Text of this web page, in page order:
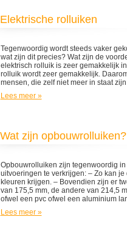
Elektrische rolluiken
Tegenwoordig wordt steeds vaker
wat zijn dit precies? Wat zijn de
elektrisch rolluik is zeer gemakkelijk
rolluik wordt zeer gemakkelijk.
mensen, die zelf niet meer in staat
Lees meer »
Wat zijn opbouwrolluiken?
Opbouwrolluiken zijn tegenwoordig
uitvoeringen te verkrijgen: – Zo kan
kleuren krijgen. – Bovendien zijn er
van 175,5 mm, de andere van 214,5
ofwel een pvc ofwel een aluminium
Lees meer »